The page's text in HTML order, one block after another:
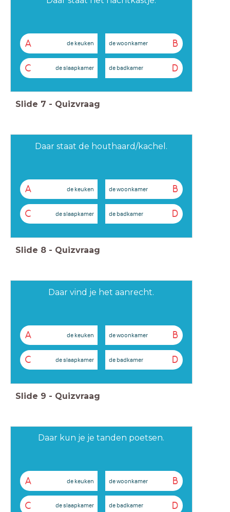
A de keuken B
de woonkamer
C de slaapkamer D
de badkamer
Slide 7 - Quizvraag
Daar staat de houthaard/kachel.
A de keuken B
de woonkamer
C de slaapkamer D
de badkamer
Slide 8 - Quizvraag
Daar vind je het aanrecht.
A de keuken B
de woonkamer
C de slaapkamer D
de badkamer
Slide 9 - Quizvraag
Daar kun je je tanden poetsen.
A de keuken B
de woonkamer
C de slaapkamer D
de badkamer